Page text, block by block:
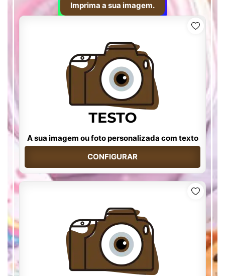
Imprima a sua imagem.
A sua imagem ou foto personalizada com texto
CONFIGURAR